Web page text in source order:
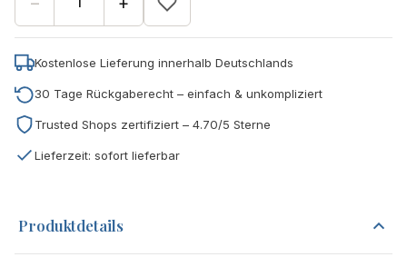
Kostenlose Lieferung innerhalb Deutschlands
30 Tage Rückgaberecht – einfach & unkompliziert
Trusted Shops zertifiziert – 4.70/5 Sterne
Lieferzeit: sofort lieferbar
Produktdetails